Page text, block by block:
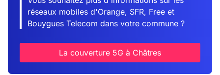
réseaux mobiles d'Orange, SFR, Free et
Bouygues Telecom dans votre commune ?
La couverture 5G à Châtres